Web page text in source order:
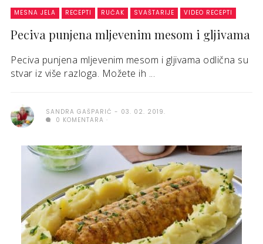
MESNA JELA RECEPTI RUČAK SVAŠTARIJE VIDEO RECEPTI
Peciva punjena mljevenim mesom i gljivama
Peciva punjena mljevenim mesom i gljivama odlična su
stvar iz više razloga. Možete ih ...
SANDRA GAŠPARIĆ
03. 02. 2019.
0 KOMENTARA